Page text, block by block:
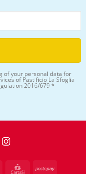
of your personal data for
of Pastificio La Sfoglia
2016/679 *